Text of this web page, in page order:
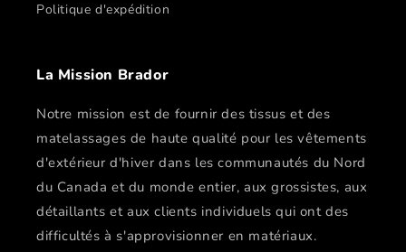
Politique d'expédition
La Mission Brador
Notre mission est de fournir des tissus et des
matelassages de haute qualité pour les vêtements
d'extérieur d'hiver dans les communautés du Nord
du Canada et du monde entier, aux grossistes, aux
détaillants et aux clients individuels qui ont des
difficultés à s'approvisionner en matériaux.